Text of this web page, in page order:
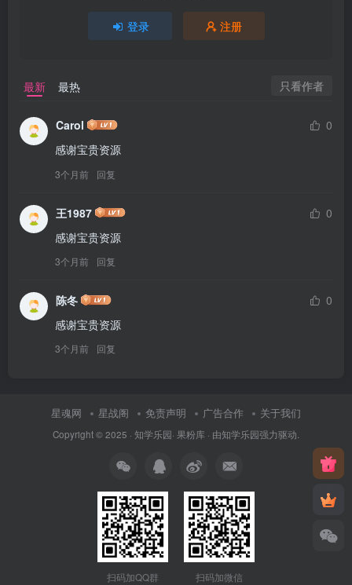
登录 注册
最新 最热 只看作者
Carol
0
感谢宝贵资源
3个月前 回复
王1987
0
感谢宝贵资源
3个月前 回复
陈冬
0
感谢宝贵资源
3个月前 回复
星魂网 星战阁 免责声明 广告合作 关于我们
Copyright © 2025 · 知学乐园· 果粉库 · 由知学乐园强力驱动.
扫码加QQ群 扫码加微信